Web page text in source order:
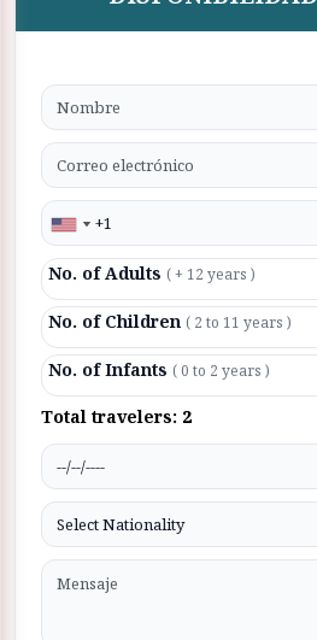
No. of Adults ( + 12 years )
No. of Children ( 2 to 11 years )
No. of Infants ( 0 to 2 years )
Total travelers: 2